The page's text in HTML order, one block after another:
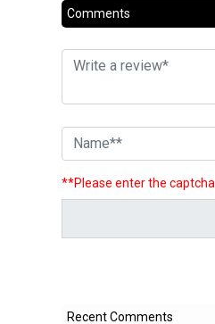
Comments
**Please enter the captcha
Recent Comments